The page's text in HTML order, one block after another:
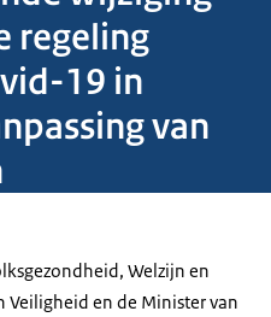
regeling
19 in
van
Welzijn en
Veiligheid en de Minister van